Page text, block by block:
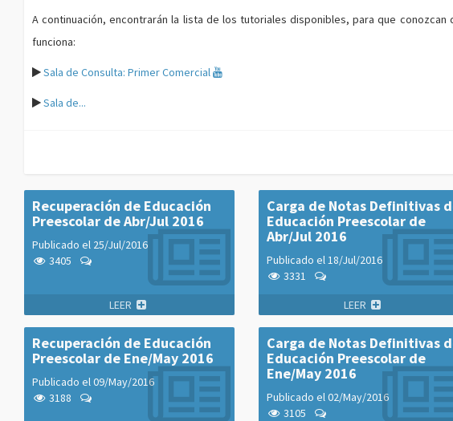
A continuación, encontrarán la lista de los tutoriales disponibles, para que conozcan
funciona:
Sala de Consulta: Primer Comercial
Sala de...
Recuperación de Educación
Preescolar de Abr/Jul 2016
Publicado el 25/Jul/2016
3405
LEER
Carga de Notas Definitivas
Educación Preescolar de
Abr/Jul 2016
Publicado el18/Jul/2016
3331
LEER
Recuperación de Educación
Preescolar de Ene/May 2016
Publicado el09/May/2016
3188
Carga de Notas Definitivas
Educación Preescolar de
Ene/May 2016
Publicado el02/May/2016
3105